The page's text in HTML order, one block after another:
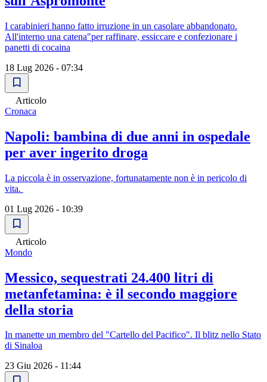
I carabinieri hanno fatto irruzione in un casolare abbandonato.
All'interno una catena"per raffinare, essiccare e confezionare i
panetti di cocaina
18 Lug 2026 - 07:34
Articolo
Cronaca
Napoli: bambina di due anni in ospedale
per aver ingerito droga
La piccola è in osservazione, fortunatamente non è in pericolo di
vita.
01 Lug 2026 - 10:39
Articolo
Mondo
Messico, sequestrati 24.400 litri di
metanfetamina: è il secondo maggiore
della storia
In manette un membro del "Cartello del Pacifico". Il blitz nello Stato
di Sinaloa
23 Giu 2026 - 11:44